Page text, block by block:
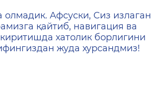
олмадик. Афсуски, Сиз излаган
қайтиб, навигация ва
хатолик борлигини
жуда хурсандмиз!